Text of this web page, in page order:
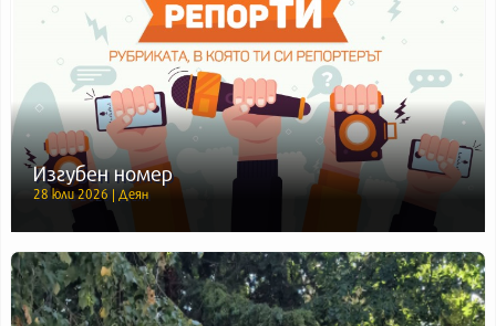
Изгубен номер
28 юли 2026 | Деян